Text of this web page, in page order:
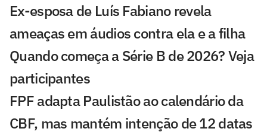
Ex-esposa de Luís Fabiano revela
ameaças em áudios contra ela e a filha
Quando começa a Série B de 2026? Veja
participantes
FPF adapta Paulistão ao calendário da
CBF, mas mantém intenção de 12 datas